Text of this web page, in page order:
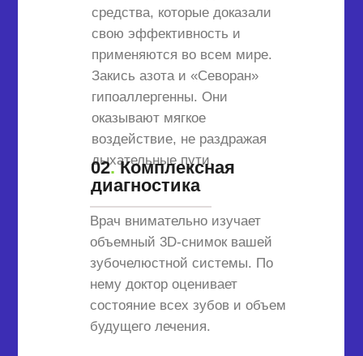
средства, которые доказали
свою эффективность и
применяются во всем мире.
Закись азота и «Севоран»
гипоаллергенны. Они
оказывают мягкое
воздействие, не раздражая
дыхательные пути.
Врач внимательно изучает
объемный 3D-снимок вашей
зубочелюстной системы. По
нему доктор оценивает
состояние всех зубов и объем
будущего лечения.
02.Комплексная
диагностика